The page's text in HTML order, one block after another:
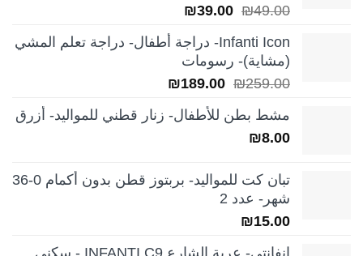
₪49.00
السعر
هو:
₪49.00.
₪39.00
هو:
₪39.00.
Infanti Icon- دراجة أطفال- دراجة تعلم المشي
(مشاية)- رسومات
₪259.00
السعر
هو:
₪189.00
هو:
مشط بطن للأطفال- زنار قطني للمواليد- أزرق
₪8.00
تبان كت للمواليد- بربتوز قطن بدون أكمام 0-36
شهر- عدد 2
₪15.00
انفانتي- عربة الشارع INFANTI C9 - سكني